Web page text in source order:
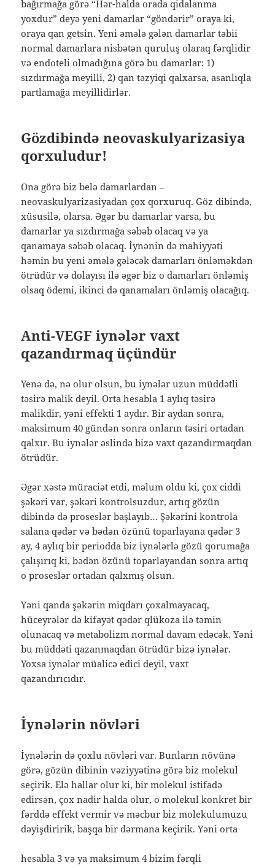
bağırmağa görə “Hər-halda orada qidalanma
yoxdur” deyə yeni damarlar “göndərir” oraya ki,
oraya qan getsin. Yeni əmələ gələn damarlar təbii
normal damarlara nisbətən quruluş olaraq fərqlidir
və endoteli olmadığına görə bu damarlar: 1)
sızdırmağa meyilli, 2) qan təzyiqi qalxarsa, asanlıqla
partlamağa meyillidirlər.
Gözdibində neovaskulyarizasiya
qorxuludur!
Ona görə biz belə damarlardan –
neovaskulyarizasiyadan çox qorxuruq. Göz dibində,
xüsusilə, olarsa. Əgər bu damarlar varsa, bu
damarlar ya sızdırmağa səbəb olacaq və ya
qanamaya səbəb olacaq. İynənin də mahiyyəti
həmin bu yeni əmələ gələcək damarları önləməkdən
ötrüdür və dolayısı ilə əgər biz o damarları önləmiş
olsaq ödemi, ikinci də qanamaları önləmiş olacağıq.
Anti-VEGF iynələr vaxt
qazandırmaq üçündür
Yenə də, nə olur olsun, bu iynələr uzun müddətli
təsirə malik deyil. Orta hesabla 1 aylıq təsirə
malikdir, yəni effekti 1 aydır. Bir aydan sonra,
maksimum 40 gündən sonra onların təsiri ortadan
qalxır. Bu iynələr əslində bizə vaxt qazandırmaqdan
ötrüdür.
Əgər xəstə müraciət etdi, məlum oldu ki, çox ciddi
şəkəri var, şəkəri kontrolsuzdur, artıq gözün
dibində də proseslər başlayıb… Şəkərini kontrola
salana qədər və bədən özünü toparlayana qədər 3
ay, 4 aylıq bir periodda biz iynələrlə gözü qorumağa
çalışırıq ki, bədən özünü toparlayandan sonra artıq
o proseslər ortadan qalxmış olsun.
Yəni qanda şəkərin miqdarı çoxalmayacaq,
hüceyrələr də kifayət qədər qlükoza ilə təmin
olunacaq və metabolizm normal davam edəcək. Yəni
bu müddəti qazanmaqdan ötrüdür bizə iynələr.
Yoxsa iynələr müalicə edici deyil, vaxt
qazandırıcıdır.
İynələrin növləri
İynələrin də çoxlu növləri var. Bunların növünə
görə, gözün dibinin vəziyyətinə görə biz molekul
seçirik. Elə hallar olur ki, bir molekul istifadə
edirsən, çox nadir halda olur, o molekul konkret bir
fərddə effekt vermir və məcbur biz molekulumuzu
dəyişdiririk, başqa bir dərmana keçirik. Yəni orta
hesabla 3 və ya maksimum 4 bizim fərqli